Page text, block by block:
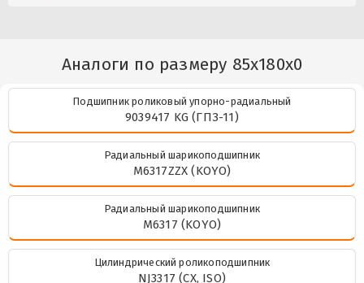
Аналоги по размеру 85x180x0
Подшипник роликовый упорно-радиальный
9039417 KG (ГПЗ-11)
Радиальный шарикоподшипник
M6317ZZX (KOYO)
Радиальный шарикоподшипник
M6317 (KOYO)
Цилиндрический роликоподшипник
NJ3317 (CX, ISO)